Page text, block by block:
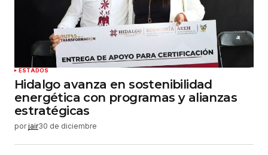
ESTADOS
Hidalgo avanza en sostenibilidad
energética con programas y alianzas
estratégicas
por jair30 de diciembre